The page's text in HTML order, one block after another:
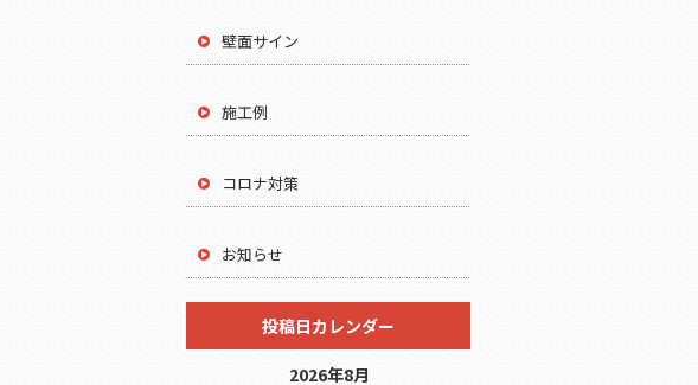
壁面サイン
施工例
コロナ対策
お知らせ
投稿日カレンダー
2026年8月